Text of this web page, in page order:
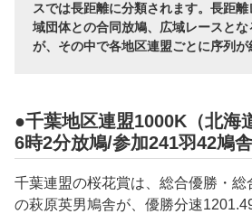
スでは長距離に分類されます。長距
域団体との合同放鳩、広域レースと
が、その中で各地区連盟ごとに序列が
●千葉地区連盟1000K（北海
6時2分放鳩/参加241羽42鳩舎
千葉連盟の桜花賞は、総合優勝・総
の萩原英男鳩舎が、優勝分速